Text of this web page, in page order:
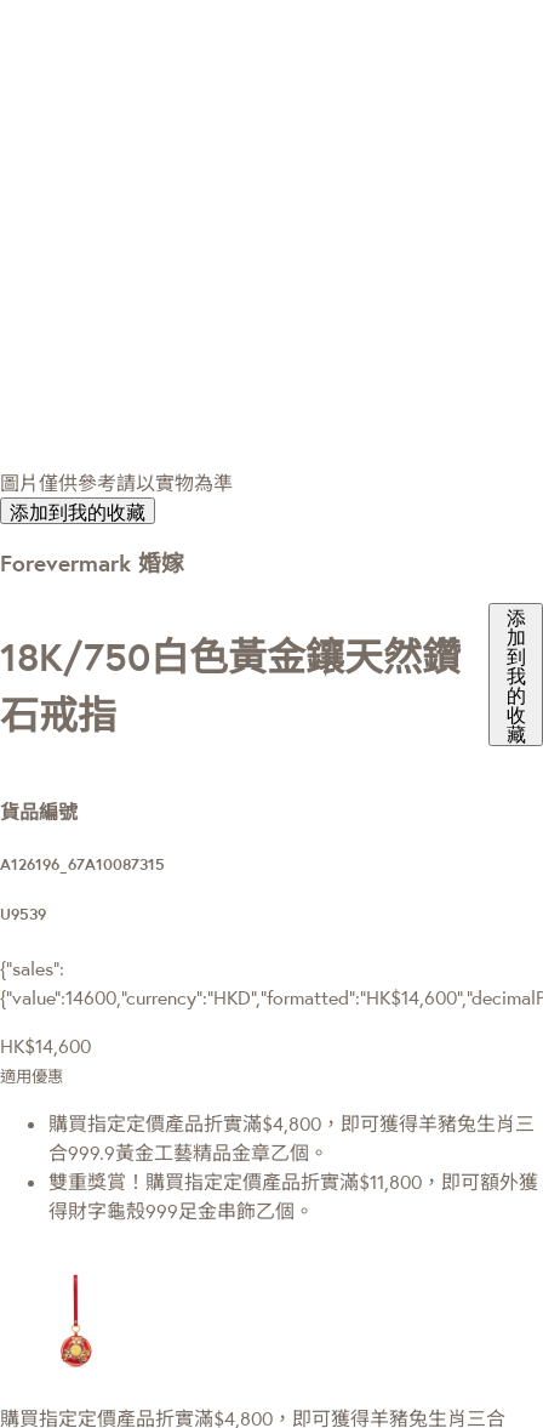
圖片僅供參考請以實物為準
添加到我的收藏
Forevermark 婚嫁
18K/750白色黃金鑲天然鑽
石戒指
添
加
到
我
的
收
藏
貨品編號
A126196_67A10087315
U9539
{"sales":
HK$14,600
適用優惠
購買指定定價產品折實滿$4,800，即可獲得羊豬兔生肖三
合999.9黃金工藝精品金章乙個。
雙重獎賞！購買指定定價產品折實滿$11,800，即可額外獲
得財字龜殼999足金串飾乙個。
購買指定定價產品折實滿$4,800，即可獲得羊豬兔生肖三合